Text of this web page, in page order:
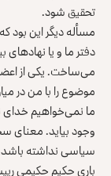
تحقیق شود.
مسأله دیگر این بود
دفتر ما و یا
می‌ساخت. یکی از
موضوع را با من در
ما نمی‌خواهیم خدای
وجود بیاید. معنای
سیاسی نداشته
باری حکیم حکیمی